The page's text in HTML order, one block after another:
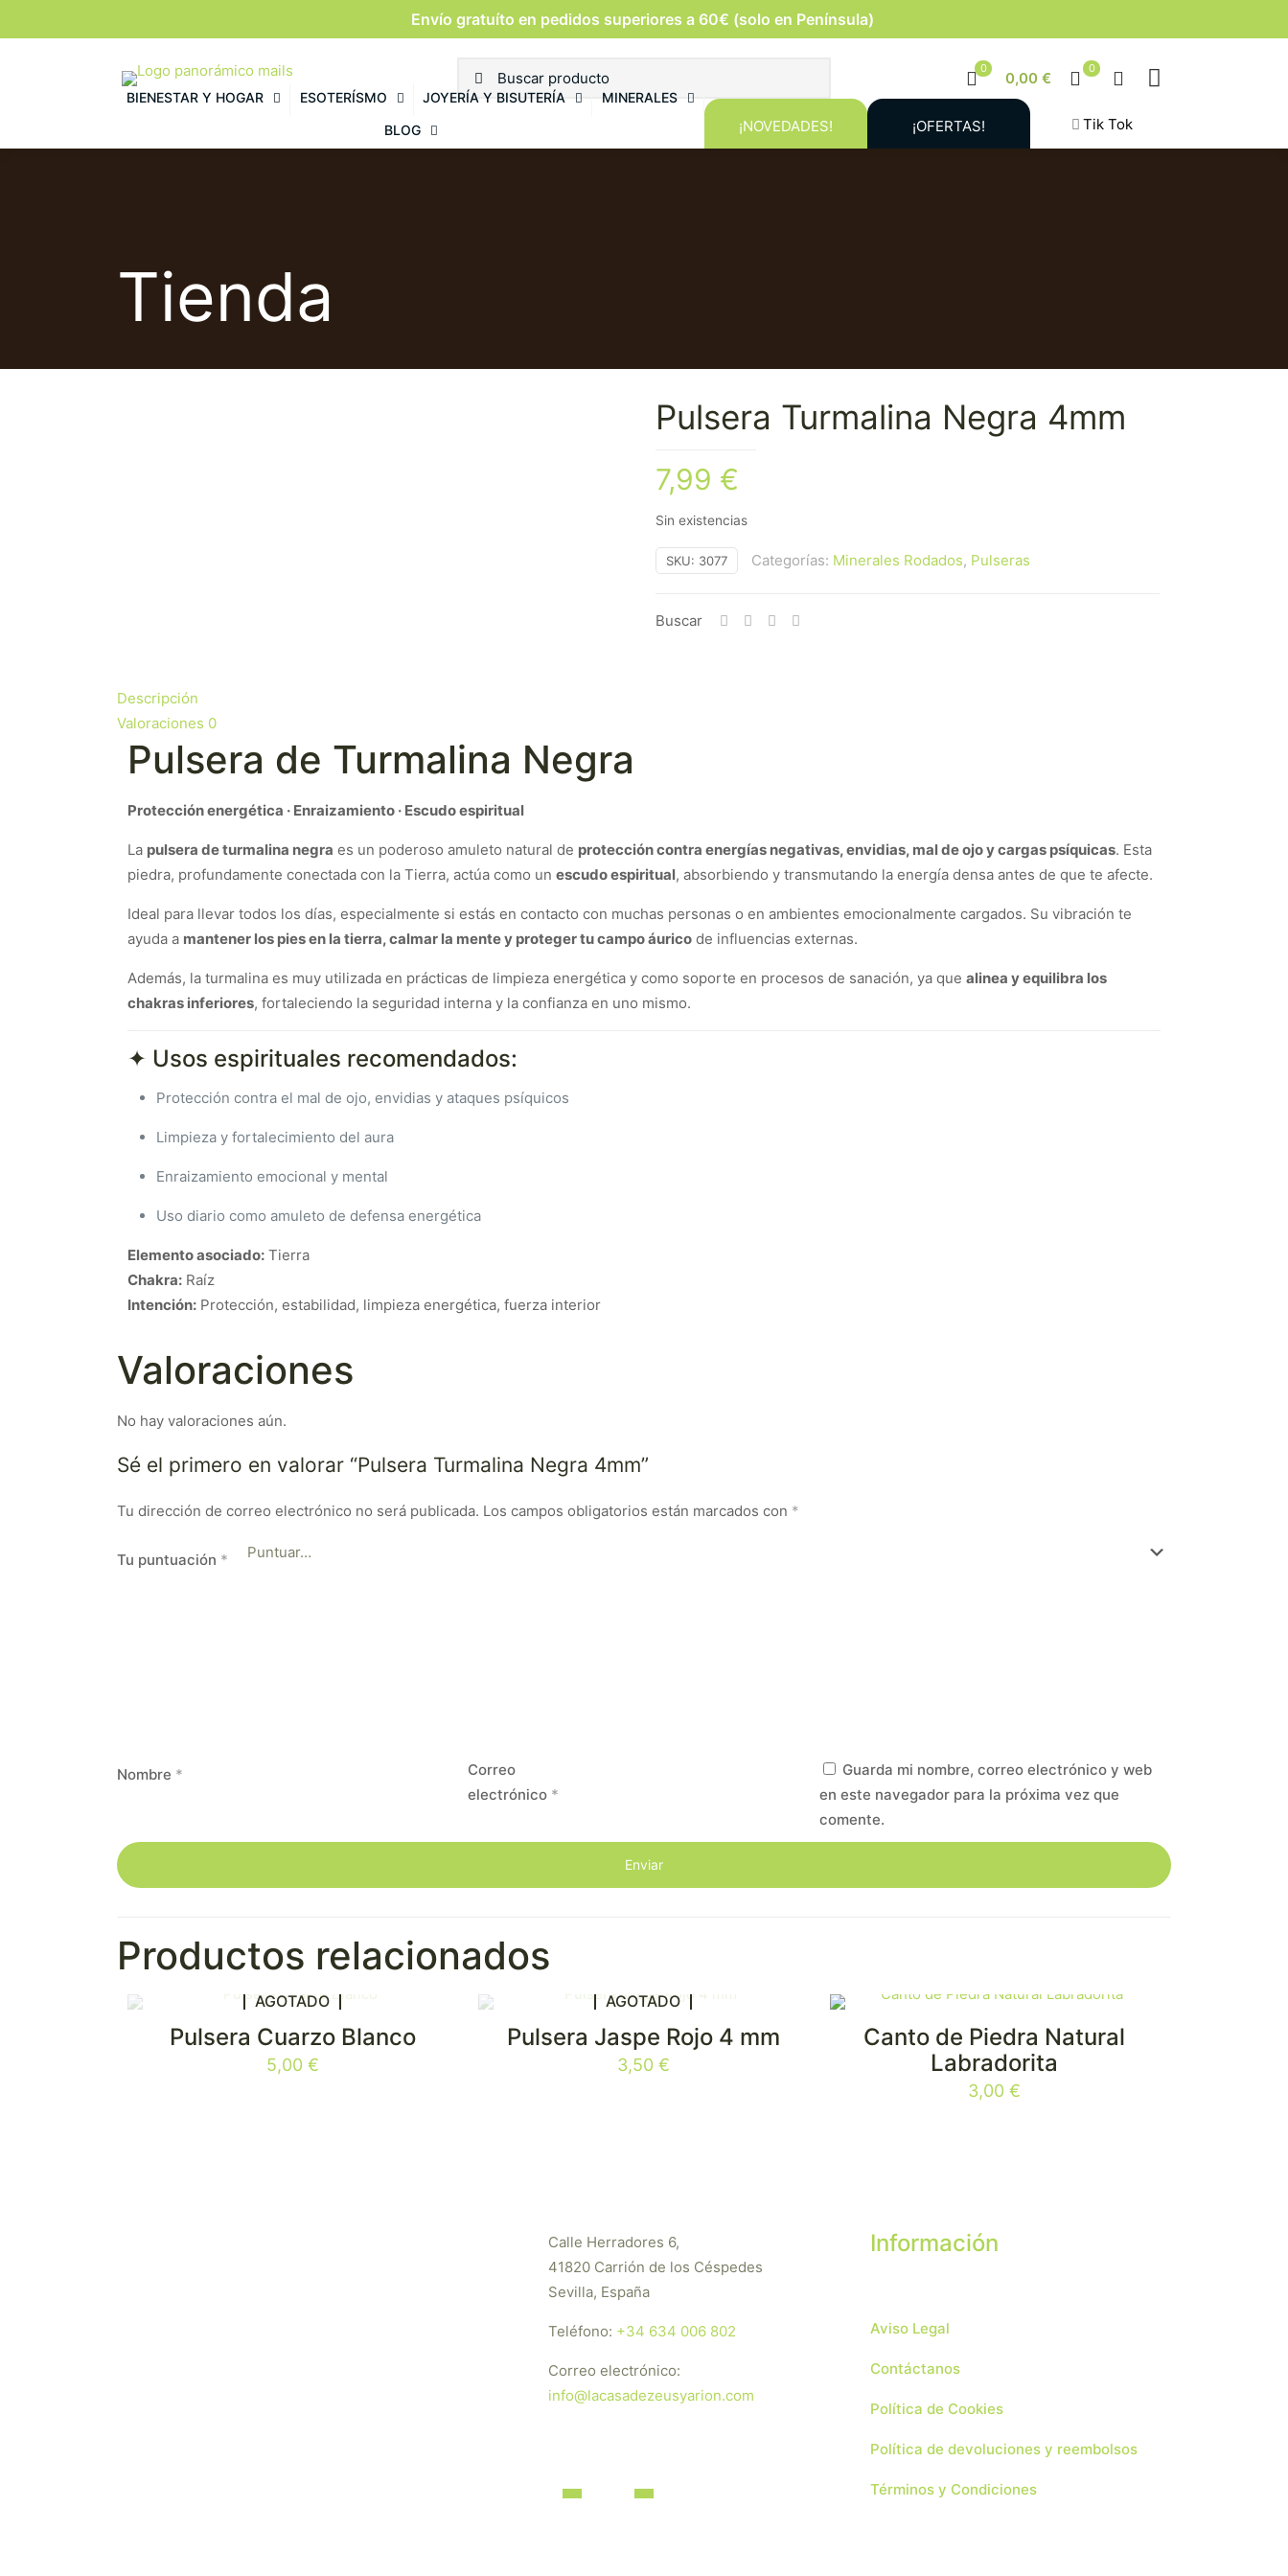
Envío gratuíto en pedidos superiores a 60€ (solo en Península)
0
0,00 €
0
BIENESTAR Y HOGAR ESOTERÍSMO JOYERÍA Y BISUTERÍA
MINERALES
BLOG
¡NOVEDADES! ¡OFERTAS! Tik Tok
Tienda
Pulsera Turmalina Negra 4mm
7,99 €
Sin existencias
SKU: 3077 Categorías: Minerales Rodados, Pulseras
Buscar
Descripción
Valoraciones 0
Pulsera de Turmalina Negra
Protección energética · Enraizamiento · Escudo espiritual
La pulsera de turmalina negra es un poderoso amuleto natural de protección contra energías negativas, envidias, mal de ojo y cargas psíquicas. Esta
piedra, profundamente conectada con la Tierra, actúa como un escudo espiritual, absorbiendo y transmutando la energía densa antes de que te afecte.
Ideal para llevar todos los días, especialmente si estás en contacto con muchas personas o en ambientes emocionalmente cargados. Su vibración te
ayuda a mantener los pies en la tierra, calmar la mente y proteger tu campo áurico de influencias externas.
Además, la turmalina es muy utilizada en prácticas de limpieza energética y como soporte en procesos de sanación, ya que alinea y equilibra los
chakras inferiores, fortaleciendo la seguridad interna y la confianza en uno mismo.
✦ Usos espirituales recomendados:
Protección contra el mal de ojo, envidias y ataques psíquicos
Limpieza y fortalecimiento del aura
Enraizamiento emocional y mental
Uso diario como amuleto de defensa energética
Elemento asociado: Tierra
Chakra: Raíz
Intención: Protección, estabilidad, limpieza energética, fuerza interior
Valoraciones
No hay valoraciones aún.
Sé el primero en valorar “Pulsera Turmalina Negra 4mm”
Tu dirección de correo electrónico no será publicada. Los campos obligatorios están marcados con *
Tu puntuación *
Nombre *
Correo
electrónico *
Guarda mi nombre, correo electrónico y web
en este navegador para la próxima vez que
comente.
Productos relacionados
AGOTADO
Pulsera Cuarzo Blanco
5,00 €
AGOTADO
Pulsera Jaspe Rojo 4 mm
3,50 €
Canto de Piedra Natural
Labradorita
3,00€
Calle Herradores 6,
41820 Carrión de los Céspedes
Sevilla, España
Teléfono: +34 634 006 802
Correo electrónico:
info@lacasadezeusyarion.com
Información
Aviso Legal
Contáctanos
Política de Cookies
Política de devoluciones y reembolsos
Términos y Condiciones